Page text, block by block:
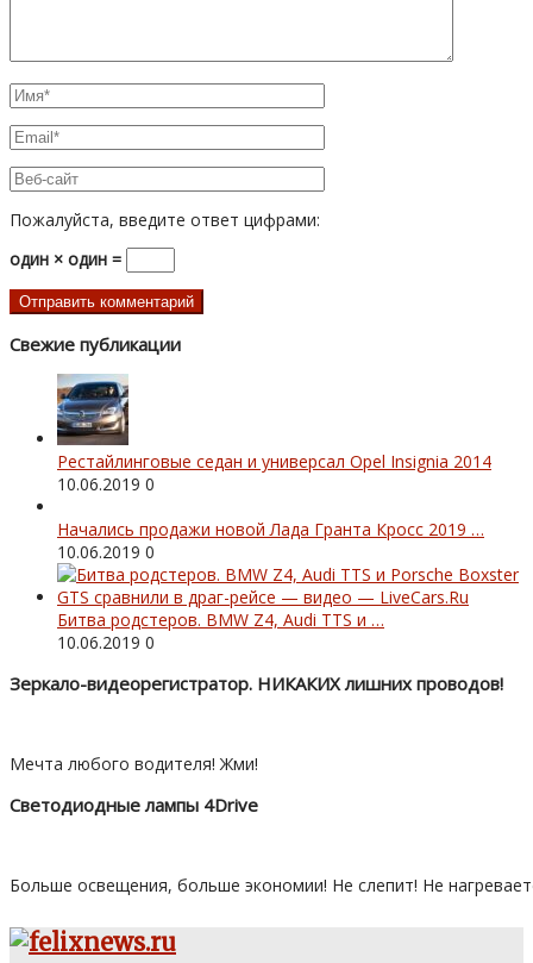
Пожалуйста, введите ответ цифрами:
один × один =
Свежие публикации
Рестайлинговые седан и универсал Opel Insignia 2014
10.06.2019 0
Начались продажи новой Лада Гранта Кросс 2019 …
10.06.2019 0
Битва родстеров. BMW Z4, Audi TTS и …
10.06.2019 0
Зеркало-видеорегистратор. НИКАКИХ лишних проводов!
Мечта любого водителя! Жми!
Светодиодные лампы 4Drive
Больше освещения, больше экономии! Не слепит! Не